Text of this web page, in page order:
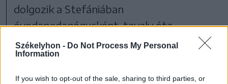
Székelyhon - Do Not Process My Personal
Information
If you wish to opt-out of the sale, sharing to third parties, or
dolgozik a Stefániában
óvodapedagógusként, tavaly óta
igazgatóként. Legnagyobb kihívásnak a
folyamatosan csökkenő gyereklétszámot
látja, hiszen